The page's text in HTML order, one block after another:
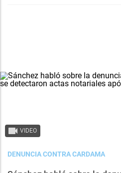
VIDEO
DENUNCIA CONTRA CARDAMA